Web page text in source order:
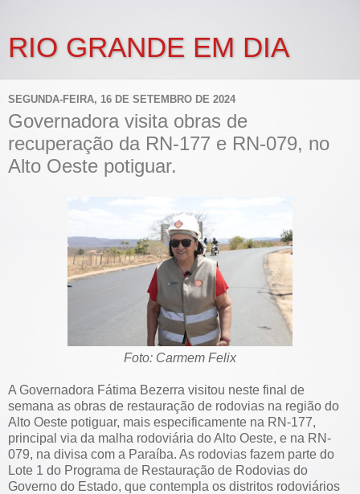
RIO GRANDE EM DIA
SEGUNDA-FEIRA, 16 DE SETEMBRO DE 2024
Governadora visita obras de
recuperação da RN-177 e RN-079, no
Alto Oeste potiguar.
Foto: Carmem Felix
A Governadora Fátima Bezerra visitou neste final de
semana as obras de restauração de rodovias na região do
Alto Oeste potiguar, mais especificamente na RN-177,
principal via da malha rodoviária do Alto Oeste, e na RN-
079, na divisa com a Paraíba. As rodovias fazem parte do
Lote 1 do Programa de Restauração de Rodovias do
Governo do Estado, que contempla os distritos rodoviários